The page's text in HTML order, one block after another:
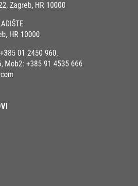
Zagreb, HR 10000
HR 10000
+385 01 2450 960,
, Mob2: +385 91 4535 666